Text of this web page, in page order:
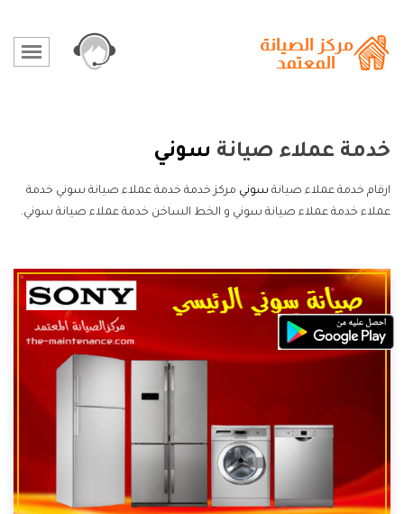
خدمة عملاء صيانة سوني
ارقام خدمة عملاء صيانة سوني مركز خدمة خدمة عملاء صيانة سوني خدمة
عملاء خدمة عملاء صيانة سوني و الخط الساخن خدمة عملاء صيانة سوني.